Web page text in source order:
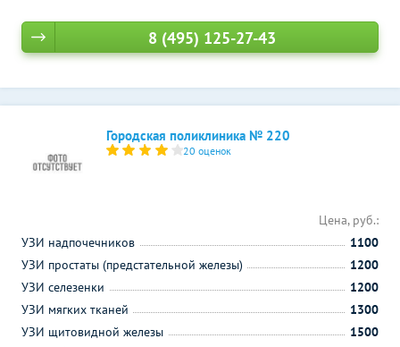
8 (495) 125-27-43
Городская поликлиника № 220
20 оценок
Цена, руб.:
УЗИ надпочечников
1100
УЗИ простаты (предстательной железы)
1200
УЗИ селезенки
1200
УЗИ мягких тканей
1300
УЗИ щитовидной железы
1500